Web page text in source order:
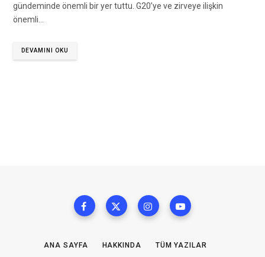
gündeminde önemli bir yer tuttu. G20’ye ve zirveye ilişkin
önemli…
DEVAMINI OKU
ANA SAYFA HAKKINDA TÜM YAZILAR